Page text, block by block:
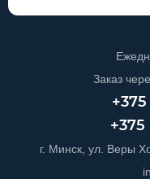
Заказ
+375
г. Минск, ул. Веры